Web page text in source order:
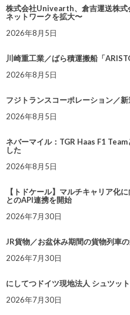
株式会社Univearth、倉吉運送株式
ネットワークを拡大〜
2026年8月5日
川崎重工業／ばら積運搬船「
2026年8月5日
フジトランスコーポレーション／
2026年8月5日
ネバーマイル：TGR Haas F1
した
2026年8月5日
【トドケール】マルチキャリア化
とのAPI連携を開始
2026年7月30日
JR貨物／お盆休み期間の貨物列車
2026年7月30日
にしてつドイツ現地法人 シュツッ
2026年7月30日